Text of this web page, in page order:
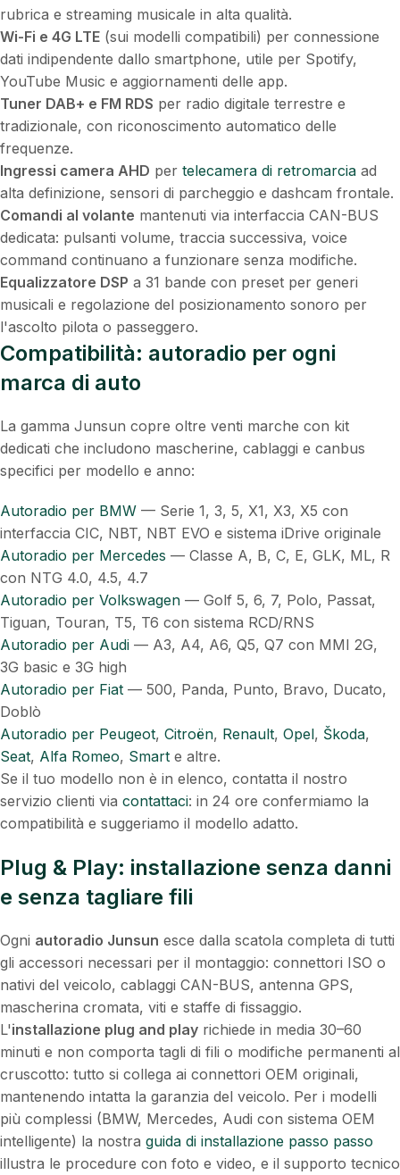
rubrica e streaming musicale in alta qualità.
Wi-Fi e 4G LTE (sui modelli compatibili) per connessione
dati indipendente dallo smartphone, utile per Spotify,
YouTube Music e aggiornamenti delle app.
Tuner DAB+ e FM RDS per radio digitale terrestre e
tradizionale, con riconoscimento automatico delle
frequenze.
Ingressi camera AHD per telecamera di retromarcia ad
alta definizione, sensori di parcheggio e dashcam frontale.
Comandi al volante mantenuti via interfaccia CAN-BUS
dedicata: pulsanti volume, traccia successiva, voice
command continuano a funzionare senza modifiche.
Equalizzatore DSP a 31 bande con preset per generi
musicali e regolazione del posizionamento sonoro per
l'ascolto pilota o passeggero.
Compatibilità: autoradio per ogni
marca di auto
La gamma Junsun copre oltre venti marche con kit
dedicati che includono mascherine, cablaggi e canbus
specifici per modello e anno:
Autoradio per BMW — Serie 1, 3, 5, X1, X3, X5 con
interfaccia CIC, NBT, NBT EVO e sistema iDrive originale
Autoradio per Mercedes — Classe A, B, C, E, GLK, ML, R
con NTG 4.0, 4.5, 4.7
Autoradio per Volkswagen — Golf 5, 6, 7, Polo, Passat,
Tiguan, Touran, T5, T6 con sistema RCD/RNS
Autoradio per Audi — A3, A4, A6, Q5, Q7 con MMI 2G,
3G basic e 3G high
Autoradio per Fiat — 500, Panda, Punto, Bravo, Ducato,
Doblò
Autoradio per Peugeot, Citroën, Renault, Opel, Škoda,
Seat, Alfa Romeo, Smart e altre.
Se il tuo modello non è in elenco, contatta il nostro
servizio clienti via contattaci: in 24 ore confermiamo la
compatibilità e suggeriamo il modello adatto.
Plug & Play: installazione senza danni
e senza tagliare fili
Ogni autoradio Junsun esce dalla scatola completa di tutti
gli accessori necessari per il montaggio: connettori ISO o
nativi del veicolo, cablaggi CAN-BUS, antenna GPS,
mascherina cromata, viti e staffe di fissaggio.
L'installazione plug and play richiede in media 30–60
minuti e non comporta tagli di fili o modifiche permanenti al
cruscotto: tutto si collega ai connettori OEM originali,
mantenendo intatta la garanzia del veicolo. Per i modelli
più complessi (BMW, Mercedes, Audi con sistema OEM
intelligente) la nostra guida di installazione passo passo
illustra le procedure con foto e video, e il supporto tecnico